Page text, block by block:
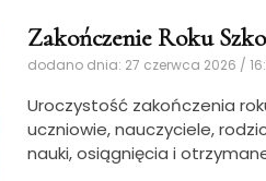
Zakończenie Roku
dodano dnia: 27 czerwca 2026 /
Uroczystość zakończenia
uczniowie, nauczyciele,
nauki, osiągnięcia i